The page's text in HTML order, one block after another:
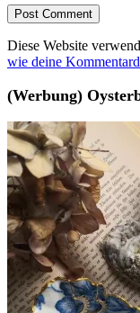
Diese Website
wie deine
(Werbung)